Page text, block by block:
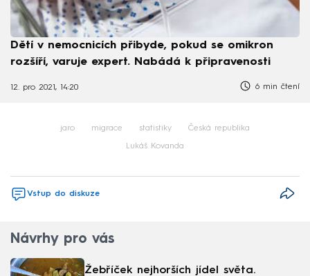
Dětí v nemocnicích přibyde, pokud se omikron
rozšíří, varuje expert. Nabádá k připravenosti
12. pro 2021, 14:20 6 min čtení
jaro migrace statistiky Česká republika
Lukáš Kovanda
Vstup do diskuze
Návrhy pro vás
Žebříček nejhorších jídel světa.